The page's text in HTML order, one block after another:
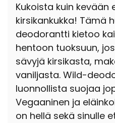
Kukoista kuin kevään
kirsikankukka! Tämä
deodorantti kietoo
hentoon tuoksuun,
sävyjä kirsikasta,
vaniljasta. Wild-
luonnollista suojaa
Vegaaninen ja
on hellä sekä sinulle